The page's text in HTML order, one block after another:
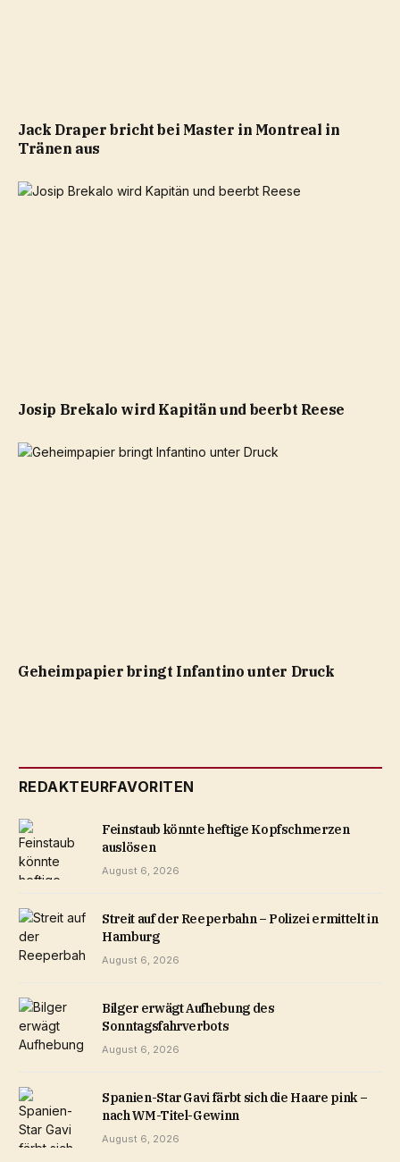
Jack Draper bricht bei Master in Montreal in
Tränen aus
Josip Brekalo wird Kapitän und beerbt Reese
Geheimpapier bringt Infantino unter Druck
REDAKTEURFAVORITEN
Feinstaub könnte heftige Kopfschmerzen
auslösen
August 6, 2026
Streit auf der Reeperbahn – Polizei ermittelt in
Hamburg
August 6, 2026
Bilger erwägt Aufhebung des
Sonntagsfahrverbots
August 6, 2026
Spanien-Star Gavi färbt sich die Haare pink –
nach WM-Titel-Gewinn
August 6, 2026